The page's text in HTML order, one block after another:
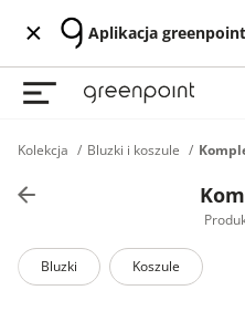
Aplikacja
Kolekcja Bluzki i koszule
Bluzki Koszule